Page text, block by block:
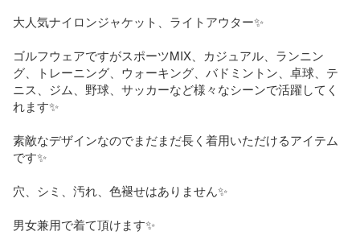
大人気ナイロンジャケット、ライトアウター✨️
ゴルフウェアですがスポーツMIX、カジュアル、ランニン
グ、トレーニング、ウォーキング、バドミントン、卓球、テ
ニス、ジム、野球、サッカーなど様々なシーンで活躍してく
れます✨
素敵なデザインなのでまだまだ長く着用いただけるアイテム
です✨
穴、シミ、汚れ、色褪せはありません✨️
男女兼用で着て頂けます✨